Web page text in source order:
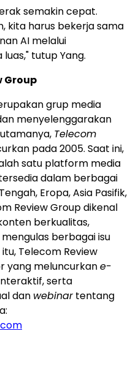
semakin cepat.
kita harus bekerja sama
AI melalui
tutup Yang.
Group
grup media
menyelenggarakan
Telecom
pada 2005. Saat ini,
satu platform media
dalam berbagai
Eropa, Asia Pasifik,
Review Group dikenal
berkualitas,
berbagai isu
Telecom Review
yang meluncurkane-
serta
dan webinartentang